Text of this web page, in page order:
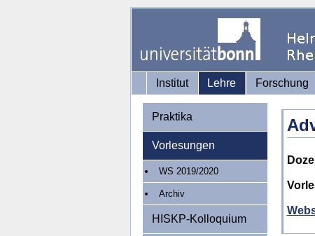
Institut Lehre Forschung
Praktika
Vorlesungen
WS 2019/2020
Archiv
HISKP-Kolloquium